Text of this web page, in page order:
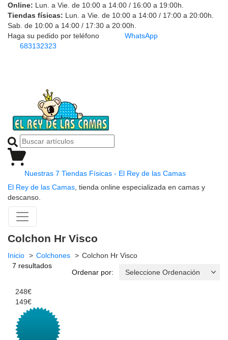
Online: Lun. a Vie. de 10:00 a 14:00 / 16:00 a 19:00h.
Tiendas físicas: Lun. a Vie. de 10:00 a 14:00 / 17:00 a 20:00h.
Sab. de 10:00 a 14:00 / 17:30 a 20:00h.
Haga su pedido por teléfono
683132323
WhatsApp
Nuestras 7 Tiendas Físicas - El Rey de las Camas
El Rey de las Camas , tienda online especializada en camas y
descanso.
Colchon Hr Visco
Inicio Colchones
Colchon Hr Visco
7 resultados
Ordenar por:
248€
149€